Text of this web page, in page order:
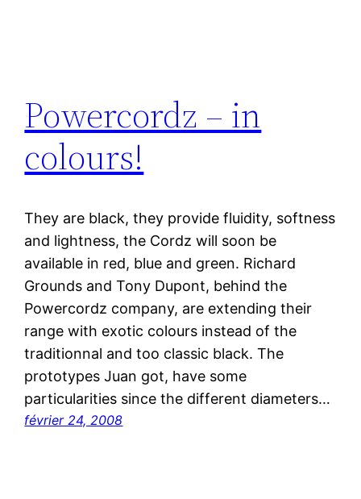
Powercordz – in
colours!
They are black, they provide fluidity, softness
and lightness, the Cordz will soon be
available in red, blue and green. Richard
Grounds and Tony Dupont, behind the
Powercordz company, are extending their
range with exotic colours instead of the
traditionnal and too classic black. The
prototypes Juan got, have some
particularities since the different diameters…
février 24, 2008